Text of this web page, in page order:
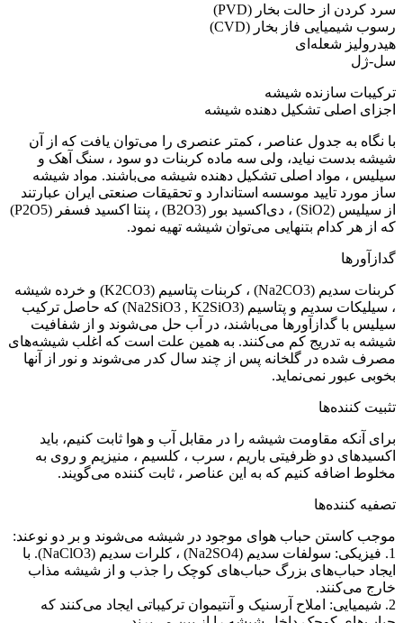
سرد کردن از حالت بخار (PVD)
رسوب شیمیایی فاز بخار (CVD)
هیدرولیز شعله‌ای
سل-ژل
ترکیبات سازنده شیشه
اجزای اصلی تشکیل دهنده شیشه
با نگاه به جدول عناصر ، کمتر عنصری را می‌توان یافت که از آن
شیشه بدست نیاید، ولی سه ماده کربنات دو سود ، سنگ آهک و
سیلیس ، مواد اصلی تشکیل دهنده شیشه می‌باشند. مواد شیشه
ساز مورد تایید موسسه استاندارد و تحقیقات صنعتی ایران عبارتند
از سیلیس (SiO2) ، دی‌اکسید بور (B2O3) ، پنتا اکسید فسفر (P2O5)
که از هر کدام بتنهایی می‌توان شیشه تهیه نمود.
گدازآورها
کربنات سدیم (Na2CO3) ، کربنات پتاسیم (K2CO3) و خرده شیشه
، سیلیکات سدیم و پتاسیم (Na2SiO3 , K2SiO3) که حاصل ترکیب
سیلیس با گدازآورها می‌باشند، در آب حل می‌شوند و از شفافیت
شیشه به تدریج کم می‌کنند. به همین علت است که اغلب شیشه‌های
مصرف شده در گلخانه پس از چند سال کدر می‌شوند و نور از آنها
بخوبی عبور نمی‌نماید.
تثبیت کننده‌ها
برای آنکه مقاومت شیشه را در مقابل آب و هوا ثابت کنیم، باید
اکسیدهای دو ظرفیتی باریم ، سرب ، کلسیم ، منیزیم و روی به
مخلوط اضافه کنیم که به این عناصر ، ثابت کننده می‌گویند.
تصفیه کننده‌ها
موجب کاستن حباب هوای موجود در شیشه می‌شوند و بر دو نوعند:
1. فیزیکی: سولفات سدیم (Na2SO4) ، کلرات سدیم (NaClO3). با
ایجاد حباب‌های بزرگ حباب‌های کوچک را جذب و از شیشه مذاب
خارج می‌کنند.
2. شیمیایی: املاح آرسنیک و آنتیموان ترکیباتی ایجاد می‌کنند که